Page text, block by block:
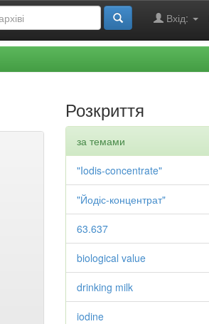
Вхід:
Розкриття
за темами
"Iodis-concentrate"
"Йодіс-концентрат"
63.637
biological value
drinking milk
iodine